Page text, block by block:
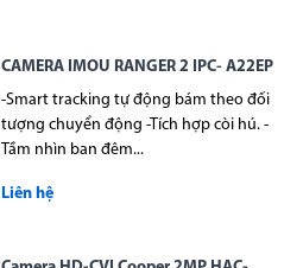
CAMERA IMOU RANGER 2 IPC- A22EP
-Smart tracking tự động bám theo đối
tượng chuyển động -Tích hợp còi hú. -
Tầm nhìn ban đêm...
Liên hệ